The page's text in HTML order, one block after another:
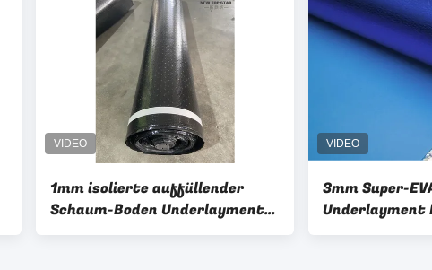
1mm isolierte auffüllender
Schaum-Boden Underlayment,
Aufwärmen Unterlage mit
3mm Super-
Underlayment
mit blauem